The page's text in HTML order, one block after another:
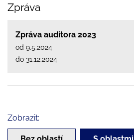
Zpráva
Zpráva auditora 2023
od 9.5.2024
do 31.12.2024
Zobrazit: